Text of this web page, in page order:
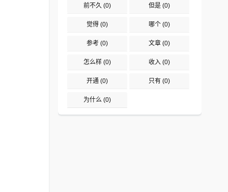
前不久 (0) 但是 (0)
觉得 (0) 哪个 (0)
参考 (0) 文章 (0)
怎么样 (0) 收入 (0)
开通 (0) 只有 (0)
为什么 (0)